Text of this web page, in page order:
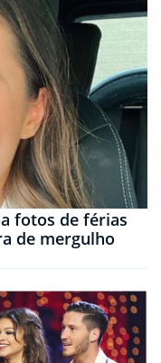
fotos de férias
de mergulho